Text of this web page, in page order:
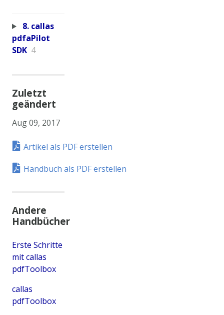
8. callas
pdfaPilot
SDK 4
Zuletzt
geändert
Aug 09, 2017
Artikel als PDF erstellen
Handbuch als PDF erstellen
Andere
Handbücher
Erste Schritte
mit callas
pdfToolbox
callas
pdfToolbox